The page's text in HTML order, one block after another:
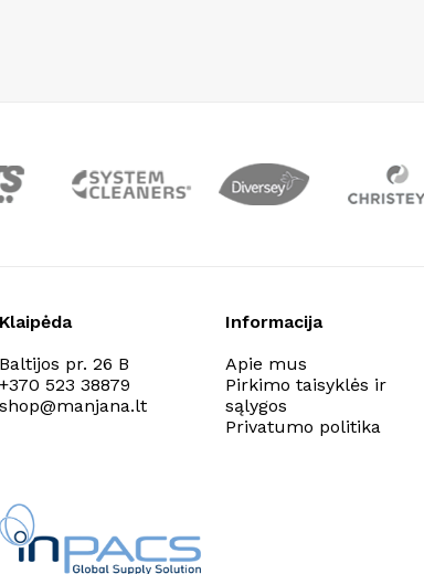
Klaipėda
Baltijos pr. 26 B
+370 523 38879
shop@manjana.lt
Informacija
Apie mus
Pirkimo taisyklės ir
sąlygos
Privatumo politika